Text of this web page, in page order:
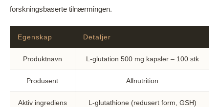
forskningsbaserte tilnærmingen.
Egenskap Detaljer
Produktnavn L-glutation 500 mg kapsler – 100 stk
Produsent Allnutrition
Aktiv ingrediens L-glutathione (redusert form, GSH)